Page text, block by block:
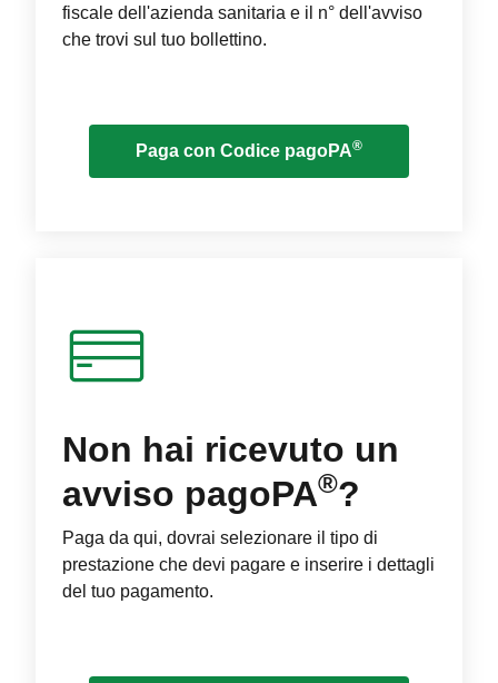
fiscale dell'azienda sanitaria e il n° dell'avviso
che trovi sul tuo bollettino.
Paga con Codice pagoPA®
Non hai ricevuto un
avviso pagoPA®?
Paga da qui, dovrai selezionare il tipo di
prestazione che devi pagare e inserire i dettagli
del tuo pagamento.